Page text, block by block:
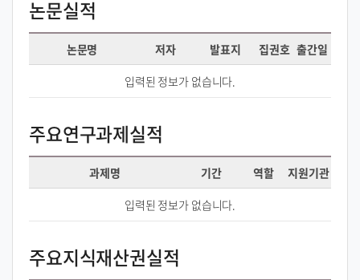
논문실적
논문명 저자 발표지 집권호 출간일
입력된 정보가 없습니다.
주요연구과제실적
과제명 기간 역할
지원기관
입력된 정보가 없습니다.
주요지식재산권실적